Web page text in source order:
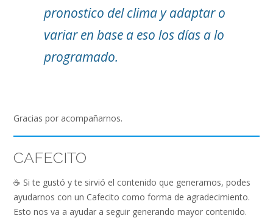
pronostico del clima y adaptar o
variar en base a eso los días a lo
programado.
Gracias por acompañarnos.
CAFECITO
☕️ Si te gustó y te sirvió el contenido que generamos, podes
ayudarnos con un Cafecito como forma de agradecimiento.
Esto nos va a ayudar a seguir generando mayor contenido.